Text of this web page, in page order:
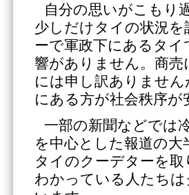
自分の思いがこもり
少しだけタイの状況
ーで軍政下にあるタ
響がありません。商売
には申し訳ありませ
にある方が社会秩序
一部の新聞などでは
を中心とした報道の
タイのクーデターを
わかっている人たち